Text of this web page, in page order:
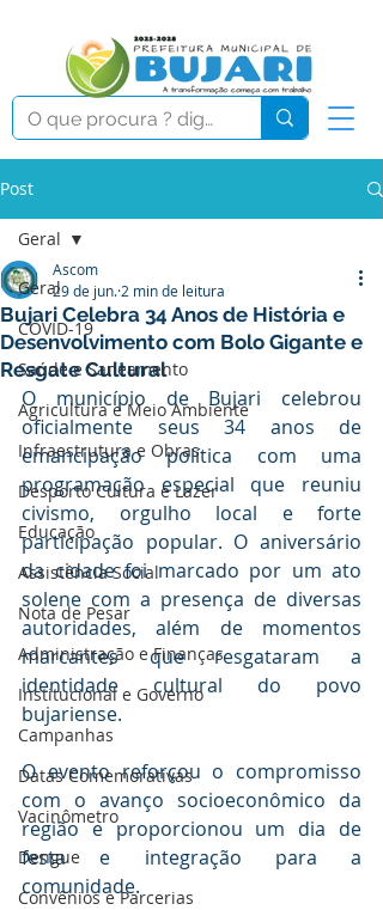
Post
Geral
COVID-19
Saúde e Saneamento
Agricultura e Meio Ambiente
Infraestrutura e Obras
Desporto Cultura e Lazer
Educação
Assistência Social
Nota de Pesar
Administração e Finanças
Institucional e Governo
Campanhas
Datas Comemorativas
Vacinômetro
Dengue
Convênios e Parcerias
Geral
Bujari Celebra 34 Anos de História e
Desenvolvimento com Bolo Gigante e
Resgate Cultural
Ascom
29 de jun. 2 min de leitura
O município de Bujari celebrou
oficialmente seus 34 anos de
emancipação política com uma
programação especial que reuniu
civismo, orgulho local e forte
participação popular. O aniversário
da cidade foi marcado por um ato
solene com a presença de diversas
autoridades, além de momentos
marcantes que resgataram a
identidade cultural do povo
bujariense.
O evento reforçou o compromisso
com o avanço socioeconômico da
região e proporcionou um dia de
festa e integração para a
comunidade.